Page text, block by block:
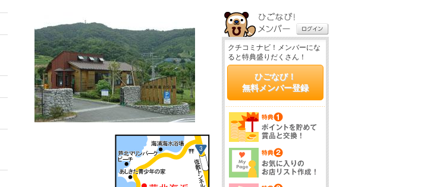
クチコミナビ！メンバーにな
ると特典盛りだくさん！
ひごなび！
無料メンバー登録